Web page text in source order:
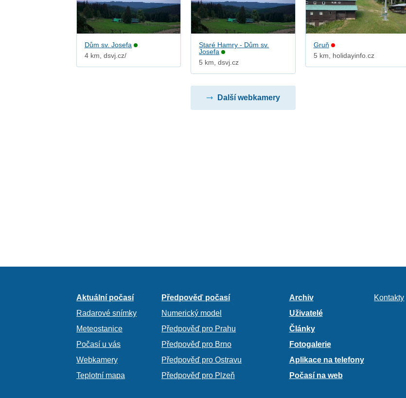
Dům sv. Josefa
4 km, dsvj.cz/
Staré Hamry - Dům sv.
Josefa
5 km, dsvj.cz
Gruň
5 km, holidayinfo.cz
Další webkamery
Aktuální počasí
Radarové snímky
Meteostanice
Počasí u vás
Webkamery
Teplotní mapa
Předpověď počasí
Numerický model
Předpověď pro Prahu
Předpověď pro Brno
Předpověď pro Ostravu
Předpověď pro Plzeň
Archiv
Uživatelé
Články
Fotogalerie
Aplikace na telefony
Počasí na web
Kontakty